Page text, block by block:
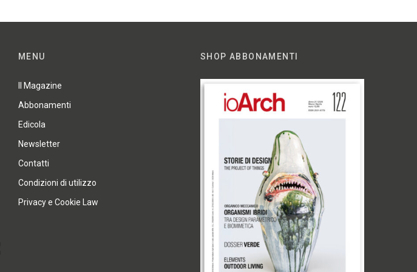
MENU
Il Magazine
Abbonamenti
Edicola
Newsletter
Contatti
Condizioni di utilizzo
Privacy e Cookie Law
SHOP ABBONAMENTI